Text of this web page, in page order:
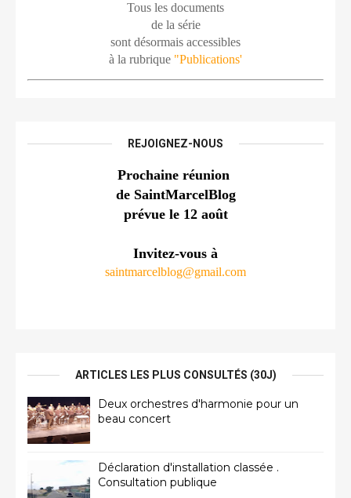
Tous les documents
de la série
sont désormais accessibles
à la rubrique "Publications'
REJOIGNEZ-NOUS
Prochaine réunion
de SaintMarcelBlog
prévue le 12 août
Invitez-vous à
saintmarcelblog@gmail.com
ARTICLES LES PLUS CONSULTÉS (30J)
Deux orchestres d'harmonie pour un
beau concert
Déclaration d'installation classée .
Consultation publique